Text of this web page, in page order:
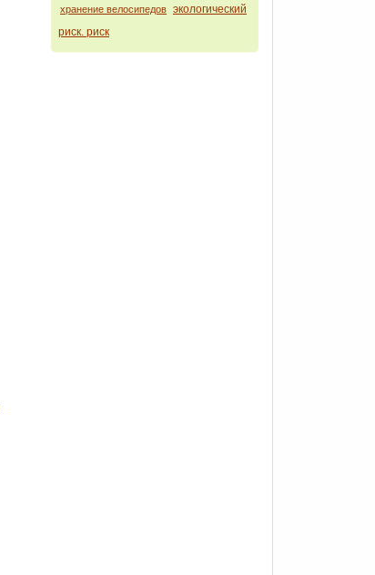
хранение велосипедов экологический
риск. риск